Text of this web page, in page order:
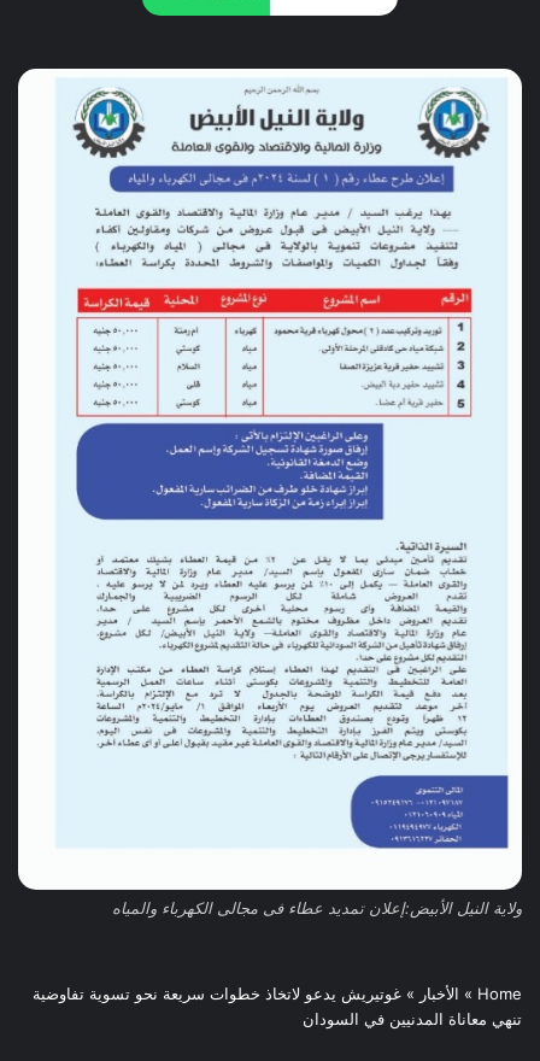
ولاية النيل الأبيض:إعلان تمديد عطاء فى مجالى الكهرباء والمياه
Home
» الأخبار » غوتيريش يدعو لاتخاذ خطوات سريعة نحو تسوية تفاوضية
تنهي معاناة المدنيين في السودان